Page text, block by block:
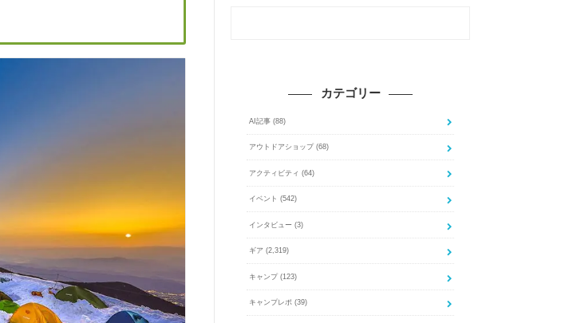
カテゴリー
AI記事 (88)
アウトドアショップ (68)
アクティビティ (64)
イベント (542)
インタビュー (3)
ギア (2,319)
キャンプ (123)
キャンプレポ (39)